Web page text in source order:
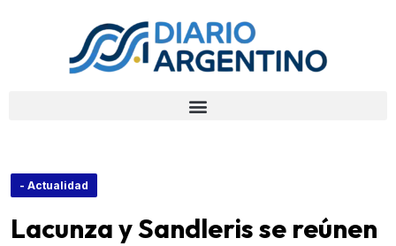
- Actualidad
Lacunza y Sandleris se reúnen